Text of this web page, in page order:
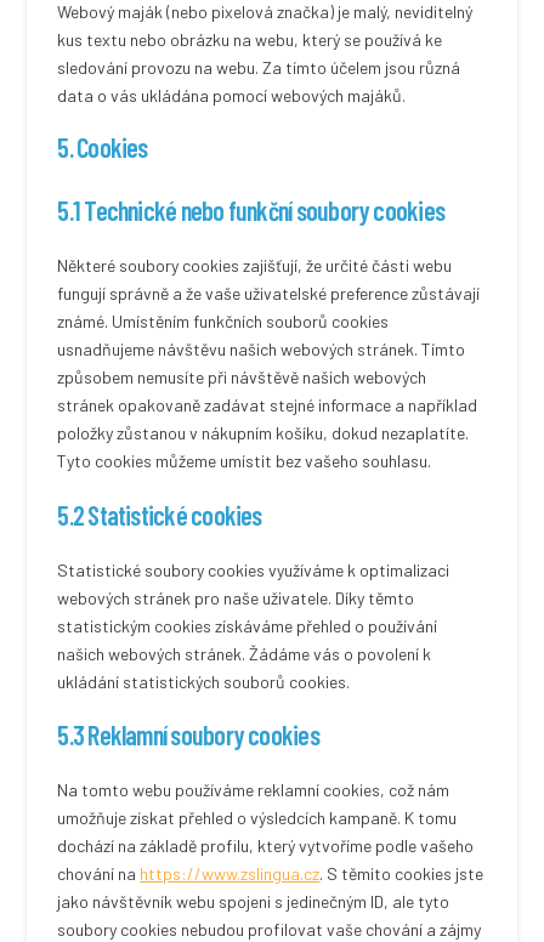
Webový maják (nebo pixelová značka) je malý, neviditelný
kus textu nebo obrázku na webu, který se používá ke
sledování provozu na webu. Za tímto účelem jsou různá
data o vás ukládána pomocí webových majáků.
5. Cookies
5.1 Technické nebo funkční soubory cookies
Některé soubory cookies zajišťují, že určité části webu
fungují správně a že vaše uživatelské preference zůstávají
známé. Umístěním funkčních souborů cookies
usnadňujeme návštěvu našich webových stránek. Tímto
způsobem nemusíte při návštěvě našich webových
stránek opakovaně zadávat stejné informace a například
položky zůstanou v nákupním košíku, dokud nezaplatíte.
Tyto cookies můžeme umístit bez vašeho souhlasu.
5.2 Statistické cookies
Statistické soubory cookies využíváme k optimalizaci
webových stránek pro naše uživatele. Díky těmto
statistickým cookies získáváme přehled o používání
našich webových stránek. Žádáme vás o povolení k
ukládání statistických souborů cookies.
5.3 Reklamní soubory cookies
Na tomto webu používáme reklamní cookies, což nám
umožňuje získat přehled o výsledcích kampaně. K tomu
dochází na základě profilu, který vytvoříme podle vašeho
chování na https://www.zslingua.cz. S těmito cookies jste
jako návštěvník webu spojeni s jedinečným ID, ale tyto
soubory cookies nebudou profilovat vaše chování a zájmy